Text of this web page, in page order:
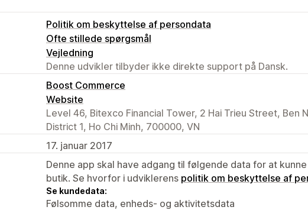
Politik om beskyttelse af persondata
Ofte stillede spørgsmål
Vejledning
Denne udvikler tilbyder ikke direkte support på Dansk.
Boost Commerce
Website
Level 46, Bitexco Financial Tower, 2 Hai Trieu Street, Ben
District 1, Ho Chi Minh, 700000, VN
17. januar 2017
Denne app skal have adgang til følgende data for at
butik. Se hvorfor i udviklerens politik om beskyttelse af
Se kundedata:
Følsomme data, enheds- og aktivitetsdata